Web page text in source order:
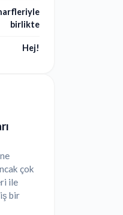
birlikte
Hej!
çok
ile
bir